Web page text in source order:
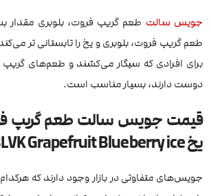
جویس سالت طعم گریپ فروت، بلوبری مقدار
طعم گریپ فروت، بلوبری و یخ را تابستانی تر
برای افرادی که سیگار می‌کشند و طعم‌های گریپ
دوست دارند، بسیار مناسب است.
قیمت جویس سالت طعم گریپ
یخ BLVK Grapefruit Blueberry ice
جویس‌های متفاوتی در بازار وجود دارند که